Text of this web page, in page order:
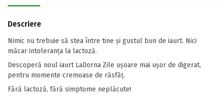
Descriere
Nimic nu trebuie să stea între tine și gustul bun de iaurt. Nici
măcar intoleranța la lactoză.
Descoperă noul iaurt LaDorna Zile ușoare mai ușor de digerat,
pentru momente cremoase de răsfăț.
Fără lactoză, fără simptome neplăcute!